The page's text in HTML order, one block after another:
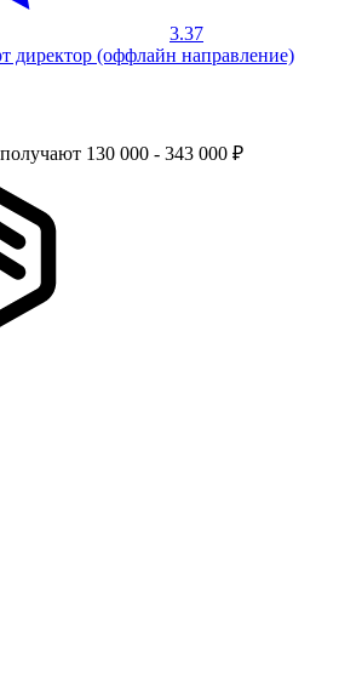
3.37
директор (оффлайн направление)
130 000 - 343 000 ₽